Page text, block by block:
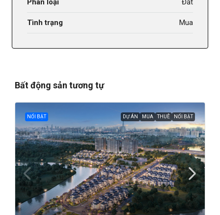
Phân loại Đất
Tình trạng Mua
Bất động sản tương tự
NỔI BẬT DỰ ÁN MUA THUÊ NỔI BẬT